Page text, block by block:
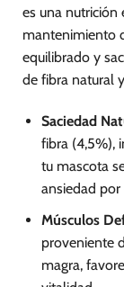
es una nutrición
mantenimiento
equilibrado y
de fibra natural
Saciedad
fibra (4,5%),
tu mascota
ansiedad por
Músculos
proveniente
magra,